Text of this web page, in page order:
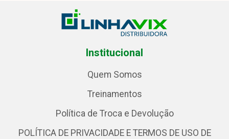
Institucional
Quem Somos
Treinamentos
Política de Troca e Devolução
POLÍTICA DE PRIVACIDADE E TERMOS DE USO DE